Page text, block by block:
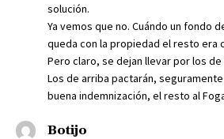
solución.
Ya vemos que no. Cuándo un fondo
queda con la propiedad el resto era
Pero claro, se dejan llevar por los
Los de arriba pactarán,
buena indemnización, el resto al
Botijo